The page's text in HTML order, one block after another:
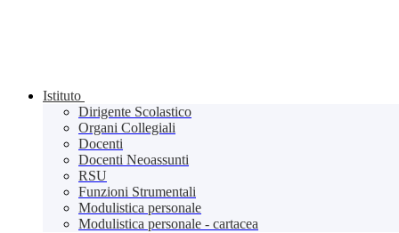
Istituto
Dirigente Scolastico
Organi Collegiali
Docenti
Docenti Neoassunti
RSU
Funzioni Strumentali
Modulistica personale
Modulistica personale - cartacea